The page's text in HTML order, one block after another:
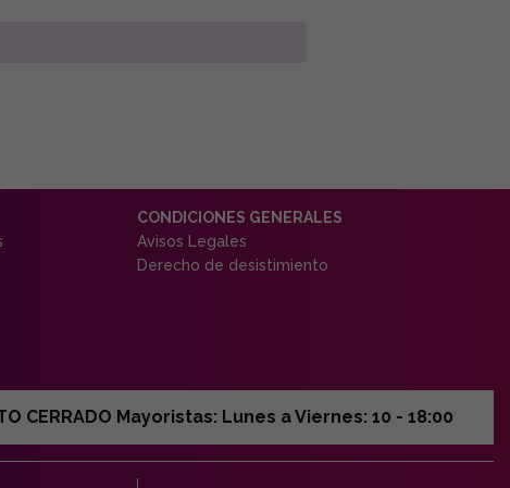
CONDICIONES GENERALES
Avisos Legales
Derecho de desistimiento
CERRADO Mayoristas: Lunes a Viernes: 10 - 18:00